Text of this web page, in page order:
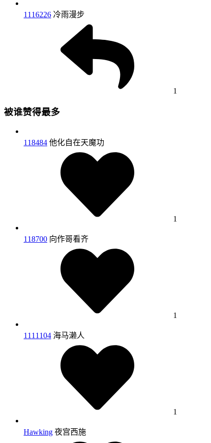
1116226 冷雨漫步
1
被谁赞得最多
118484 他化自在天魔功
1
118700 向作哥看齐
1
1111104 海马濑人
1
Hawking 夜宫西施